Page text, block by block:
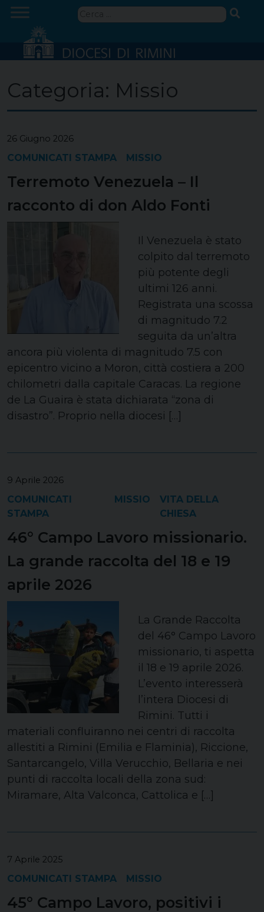
Skip
content
Ricerca
Categoria: Missio
26 Giugno 2026
COMUNICATI STAMPA MISSIO
Terremoto Venezuela – Il
racconto di don Aldo Fonti
Il Venezuela è stato
colpito dal terremoto
più potente degli
ultimi 126 anni.
Registrata una scossa
di magnitudo 7.2
seguita da un’altra
ancora più violenta di magnitudo 7.5 con
epicentro vicino a Moron, città costiera a 200
chilometri dalla capitale Caracas. La regione
de La Guaira è stata dichiarata “zona di
disastro”. Proprio nella diocesi […]
9 Aprile 2026
COMUNICATI
STAMPA
MISSIO
VITA DELLA
CHIESA
46° Campo Lavoro missionario.
La grande raccolta del 18 e 19
aprile 2026
La Grande Raccolta
del 46° Campo Lavoro
missionario, ti aspetta
il 18 e 19 aprile 2026.
L’evento interesserà
l’intera Diocesi di
Rimini. Tutti i
materiali confluiranno nei centri di raccolta
allestiti a Rimini (Emilia e Flaminia), Riccione,
Santarcangelo, Villa Verucchio, Bellaria e nei
punti di raccolta locali della zona sud:
Miramare, Alta Valconca, Cattolica e […]
7 Aprile 2025
COMUNICATI STAMPA MISSIO
45° Campo Lavoro, positivi i